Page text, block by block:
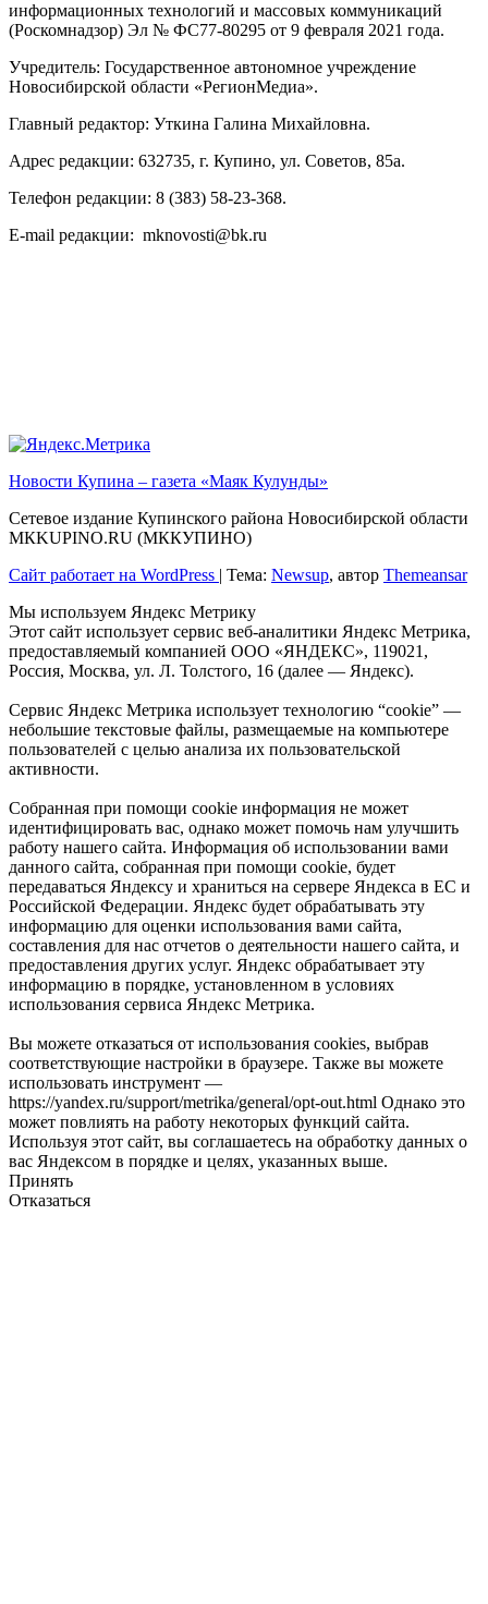
информационных технологий и массовых коммуникаций
(Роскомнадзор) Эл № ФС77-80295 от 9 февраля 2021 года.
Учредитель: Государственное автономное учреждение
Новосибирской области «РегионМедиа».
Главный редактор: Уткина Галина Михайловна.
Адрес редакции: 632735, г. Купино, ул. Советов, 85а.
Телефон редакции: 8 (383) 58-23-368.
E-mail редакции: mknovosti@bk.ru
Новости Купина – газета «Маяк Кулунды»
Сетевое издание Купинского района Новосибирской области
МКKUPINO.RU (МККУПИНО)
Сайт работает на WordPress
Тема: Newsup, автор Themeansar
Мы используем Яндекс Метрику
Этот сайт использует сервис веб-аналитики Яндекс Метрика,
предоставляемый компанией ООО «ЯНДЕКС», 119021,
Россия, Москва, ул. Л. Толстого, 16 (далее — Яндекс).
Сервис Яндекс Метрика использует технологию “cookie” —
небольшие текстовые файлы, размещаемые на компьютере
пользователей с целью анализа их пользовательской
активности.
Собранная при помощи cookie информация не может
идентифицировать вас, однако может помочь нам улучшить
работу нашего сайта. Информация об использовании вами
данного сайта, собранная при помощи cookie, будет
передаваться Яндексу и храниться на сервере Яндекса в ЕС и
Российской Федерации. Яндекс будет обрабатывать эту
информацию для оценки использования вами сайта,
составления для нас отчетов о деятельности нашего сайта, и
предоставления других услуг. Яндекс обрабатывает эту
информацию в порядке, установленном в условиях
использования сервиса Яндекс Метрика.
Вы можете отказаться от использования cookies, выбрав
соответствующие настройки в браузере. Также вы можете
использовать инструмент —
https://yandex.ru/support/metrika/general/opt-out.html Однако это
может повлиять на работу некоторых функций сайта.
Используя этот сайт, вы соглашаетесь на обработку данных о
вас Яндексом в порядке и целях, указанных выше.
Принять
Отказаться